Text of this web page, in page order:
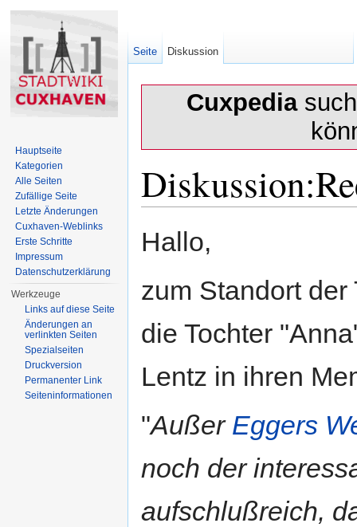
Cuxpedia
Hallo,
zum Standort
die Tochter
Lentz in ihren
"Außer Eggers
noch der
aufschlußreich,
Seite Diskussion
Hauptseite
Kategorien
Alle Seiten
Zufällige Seite
Letzte Änderungen
Cuxhaven-Weblinks
Erste Schritte
Impressum
Datenschutzerklärung
Werkzeuge
Links auf diese Seite
Änderungen an
verlinkten Seiten
Spezialseiten
Druckversion
Permanenter Link
Seiten­informationen